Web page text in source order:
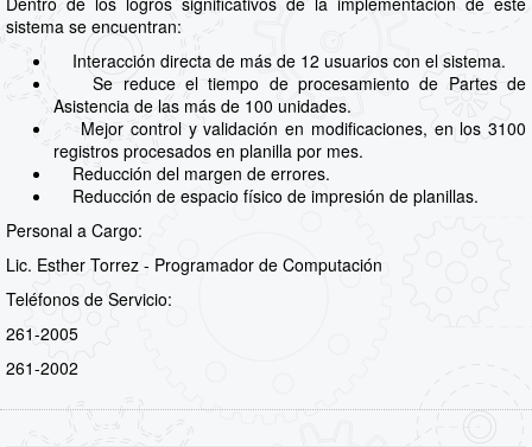
sistema se encuentran:
Interacción directa de más de 12 usuarios con el sistema.
Se reduce el tiempo de procesamiento de Partes de
Asistencia de las más de 100 unidades.
Mejor control y validación en modificaciones, en los 3100
registros procesados en planilla por mes.
Reducción del margen de errores.
Reducción de espacio físico de impresión de planillas.
Personal a Cargo:
Lic. Esther Torrez - Programador de Computación
Teléfonos de Servicio:
261-2005
261-2002